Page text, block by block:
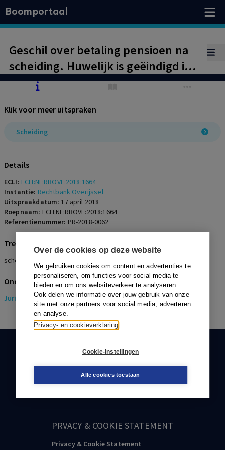
Over de cookies op deze website
We gebruiken cookies om content en advertenties te
personaliseren, om functies voor social media te
bieden en om ons websiteverkeer te analyseren.
Ook delen we informatie over jouw gebruik van onze
site met onze partners voor social media, adverteren
en analyse.
Privacy- en cookieverklaring
Cookie-instellingen
Alle cookies toestaan
Boomportaal
Geschil over betaling pensioen na
scheiding. Huwelijk is geëindigd in
1993. Echtscheidingsconvenant met
Boon/Van Loon is van toepassing.
Veroordeling van de man tot
Klik voor meer uitspraken
Scheiding
Details
ECLI: ECLI:NL:RBOVE:2018:1664
Instantie: Rechtbank Overijssel
Uitspraakdatum:17 april 2018
Roepnaam: ECLI:NL:RBOVE:2018:1664
Referentienummer: PR-2018-0062
Trefwoorden
scheiding, verdeling conform Boon/Van Loon
Onderwerpen
Juridisch> Pensioenrecht
KLANTENSERVICE
088-0301000
PRVACY & COOKIE STATEMENT
Privacy & Cookie Statement